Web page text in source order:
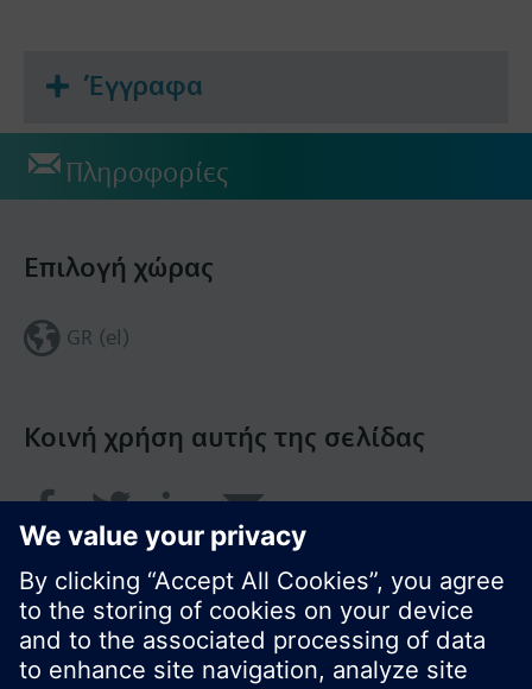
Έγγραφα
Πληροφορίες
Κοινή χρήση αυτής της σελίδας
Επιλογή χώρας
GR (el)